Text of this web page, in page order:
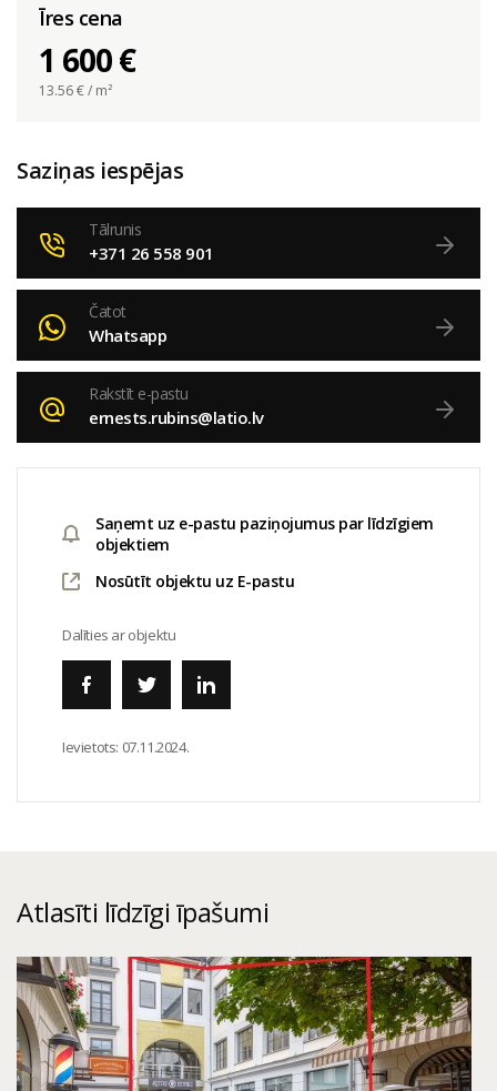
Īres cena
1 600 €
13.56€ / m²
Saziņas iespējas
Tālrunis
+371 26 558 901
Čatot
Whatsapp
Rakstīt e-pastu
ernests.rubins@latio.lv
Saņemt uz e-pastu paziņojumus par līdzīgiem
objektiem
Nosūtīt objektu uz E-pastu
Dalīties ar objektu
Ievietots: 07.11.2024.
Atlasīti līdzīgi īpašumi